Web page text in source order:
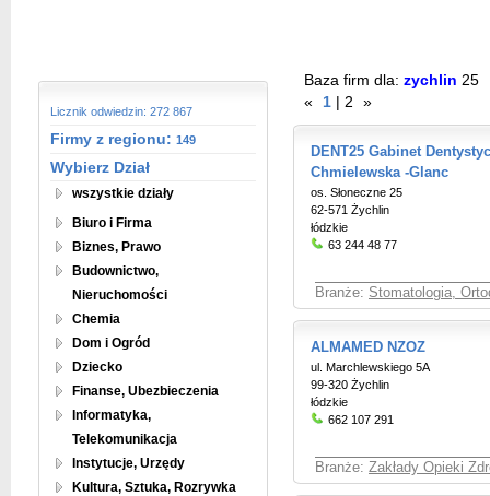
Licznik odwiedzin: 272 867
Firmy z regionu: 149
Wybierz Dział
wszystkie działy
Biuro i Firma
Biznes, Prawo
Budownictwo,
Nieruchomości
Chemia
Dom i Ogród
Dziecko
Finanse, Ubezbieczenia
Informatyka,
Telekomunikacja
Instytucje, Urzędy
Kultura, Sztuka, Rozrywka
Baza firm dla: zychlin 25
«
1 2 »
DENT25 Gabinet
Chmielewska -Glanc
os. Słoneczne 25
62-571 Żychlin
łódzkie
63 244 48 77
Branże: Stomatologia,
ALMAMED NZOZ
ul. Marchlewskiego 5A
99-320 Żychlin
łódzkie
662 107 291
Branże: Zakłady Opieki